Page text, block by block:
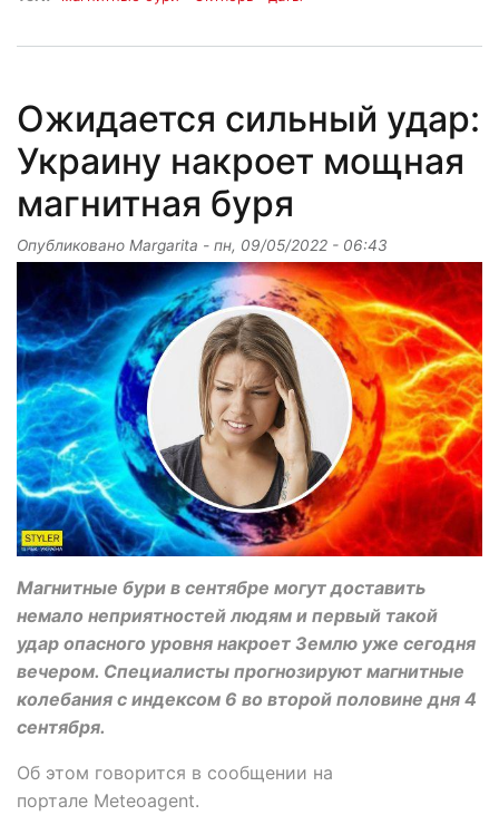
Ожидается сильный удар:
Украину накроет мощная
магнитная буря
Опубликовано Margarita - пн, 09/05/2022 - 06:43
Магнитные бури в сентябре могут доставить
немало неприятностей людям и первый такой
удар опасного уровня накроет Землю уже сегодня
вечером. Специалисты прогнозируют магнитные
колебания с индексом 6 во второй половине дня 4
сентября.
Об этом говорится в сообщении на
портале Meteoagent.